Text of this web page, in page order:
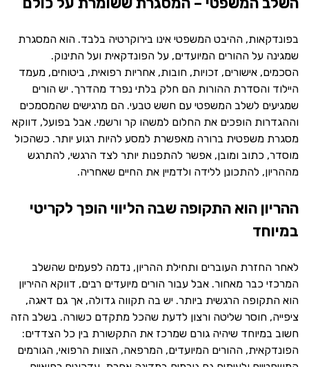
בפונדקאות, ההיבט המשפטי אינו בירוקרטיה בלבד. הוא המסגרת
שמגינה על ההורים המיועדים, על הפונדקאית ועל התינוק.
הסכמים, אישורים, זכויות, חובות, אחריות רפואית, ביטוחים, מעמד
היילוד והסדרת ההורות הם חלק בלתי נפרד מהדרך. יש הורים
שמגיעים לשלב המשפטי עם חשש טבעי. הם מרגישים שהמסמכים
וההגדרות הופכים את החלום למשהו קר ורשמי. אבל בפועל, דווקא
מסגרת משפטית ברורה מאפשרת למסע להיות רגוע יותר. כשהכול
מוסדר, כתוב ומובן, אפשר להתפנות יותר לצד הרגשי, להתרגש
מההריון, להתכונן ללידה ולדמיין את החיים שאחריה.
ההריון הוא התקופה שבה הליווי הופך לקריטי
במיוחד
לאחר החזרת העוברים ותחילת ההריון, נדמה לפעמים שהשלב
המרכזי כבר מאחור. אבל עבור הורים מיועדים רבים, דווקא ההיריון
הוא התקופה הרגשית ביותר. יש בה תקווה גדולה, אך גם דאגה,
ציפייה, חוסר שליטה ורצון לדעת שהכל מתקדם כשורה. בשלב הזה
חשוב במיוחד שיהיה גורם שמרכז את התקשורת בין כל הצדדים:
הפונדקאית, ההורים המיועדים, המרפאה, הצוות הרפואי, הגורמים